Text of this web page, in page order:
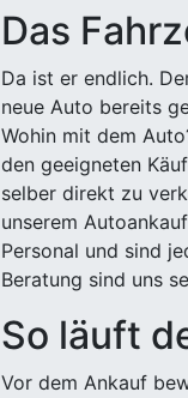
Das
Da ist er endlich.
neue Auto bereits
Wohin mit dem
den geeigneten
selber direkt zu
unserem
Personal und sind
Beratung sind uns
So läuft
Vor dem Ankauf